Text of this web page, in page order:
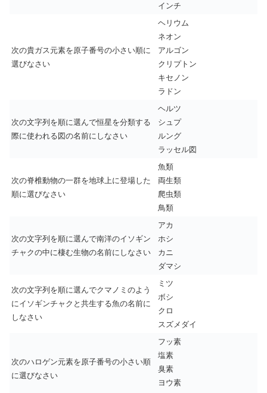
インチ
次の貴ガス元素を原子番号の小さい順に
選びなさい
ヘリウム
ネオン
アルゴン
クリプトン
キセノン
ラドン
次の文字列を順に選んで恒星を分類する
際に使われる図の名前にしなさい
ヘルツ
シュプ
ルング
ラッセル図
次の脊椎動物の一群を地球上に登場した
順に選びなさい
魚類
両生類
爬虫類
鳥類
次の文字列を順に選んで南洋のイソギン
チャクの中に棲む生物の名前にしなさい
アカ
ホシ
カニ
ダマシ
次の文字列を順に選んでクマノミのよう
にイソギンチャクと共生する魚の名前に
しなさい
ミツ
ボシ
クロ
スズメダイ
次のハロゲン元素を原子番号の小さい順
に選びなさい
フッ素
塩素
臭素
ヨウ素